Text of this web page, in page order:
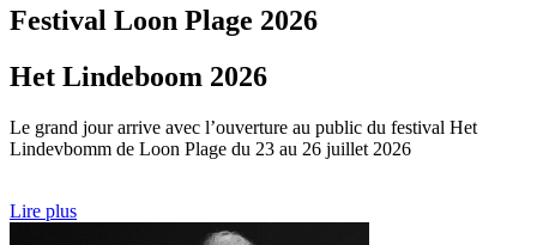
Festival Loon Plage 2026
Het Lindeboom 2026
Le grand jour arrive avec l’ouverture au public du festival Het
Lindevbomm de Loon Plage du 23 au 26 juillet 2026
Lire plus